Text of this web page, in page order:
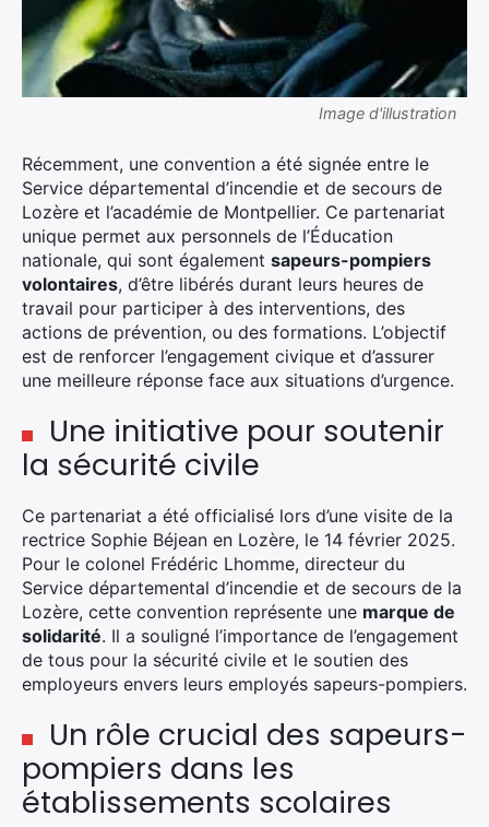
Image d'illustration
Récemment, une convention a été signée entre le
Service départemental d’incendie et de secours de
Lozère et l’académie de Montpellier. Ce partenariat
unique permet aux personnels de l’Éducation
nationale, qui sont également sapeurs-pompiers
volontaires, d’être libérés durant leurs heures de
travail pour participer à des interventions, des
actions de prévention, ou des formations. L’objectif
est de renforcer l’engagement civique et d’assurer
une meilleure réponse face aux situations d’urgence.
Une initiative pour soutenir
la sécurité civile
Ce partenariat a été officialisé lors d’une visite de la
rectrice Sophie Béjean en Lozère, le 14 février 2025.
Pour le colonel Frédéric Lhomme, directeur du
Service départemental d’incendie et de secours de la
Lozère, cette convention représente une marque de
solidarité. Il a souligné l’importance de l’engagement
de tous pour la sécurité civile et le soutien des
employeurs envers leurs employés sapeurs-pompiers.
Un rôle crucial des sapeurs-
pompiers dans les
établissements scolaires